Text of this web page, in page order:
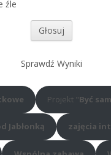
źle
Sprawdź Wyniki
Projekt "Być
Jabłonką zajęcia